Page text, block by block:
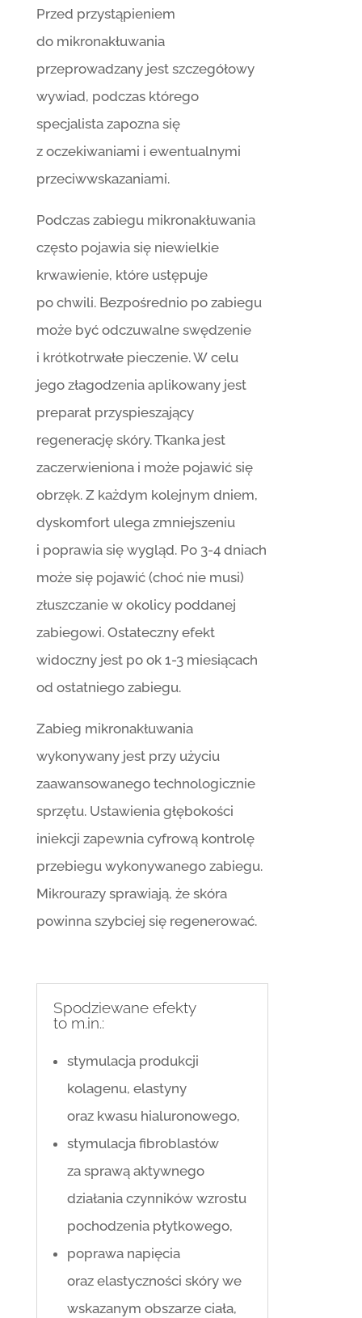
Przed przystąpieniem
do mikronakłuwania
przeprowadzany jest szczegółowy
wywiad, podczas którego
specjalista zapozna się
z oczekiwaniami i ewentualnymi
przeciwwskazaniami.
Podczas zabiegu mikronakłuwania
często pojawia się niewielkie
krwawienie, które ustępuje
po chwili. Bezpośrednio po zabiegu
może być odczuwalne swędzenie
i krótkotrwałe pieczenie. W celu
jego złagodzenia aplikowany jest
preparat przyspieszający
regenerację skóry. Tkanka jest
zaczerwieniona i może pojawić się
obrzęk. Z każdym kolejnym dniem,
dyskomfort ulega zmniejszeniu
i poprawia się wygląd. Po 3-4 dniach
może się pojawić (choć nie musi)
złuszczanie w okolicy poddanej
zabiegowi. Ostateczny efekt
widoczny jest po ok 1-3 miesiącach
od ostatniego zabiegu.
Zabieg mikronakłuwania
wykonywany jest przy użyciu
zaawansowanego technologicznie
sprzętu. Ustawienia głębokości
iniekcji zapewnia cyfrową kontrolę
przebiegu wykonywanego zabiegu.
Mikrourazy sprawiają, że skóra
powinna szybciej się regenerować.
Spodziewane efekty
to m.in.:
stymulacja produkcji
kolagenu, elastyny
oraz kwasu hialuronowego,
stymulacja fibroblastów
za sprawą aktywnego
działania czynników wzrostu
pochodzenia płytkowego,
poprawa napięcia
oraz elastyczności skóry we
wskazanym obszarze ciała,